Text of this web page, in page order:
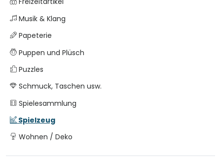
Musik & Klang
Papeterie
Puppen und Plüsch
Puzzles
Schmuck, Taschen usw.
Spielesammlung
Spielzeug
Wohnen / Deko